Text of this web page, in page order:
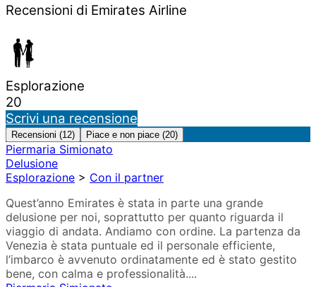
Recensioni di Emirates Airline
Esplorazione
20
Scrivi una recensione
Recensioni (12) Piace e non piace (20)
Piermaria Simionato
Delusione
Esplorazione > Con il partner
Quest’anno Emirates è stata in parte una grande
delusione per noi, soprattutto per quanto riguarda il
viaggio di andata. Andiamo con ordine. La partenza da
Venezia è stata puntuale ed il personale efficiente,
l’imbarco è avvenuto ordinatamente ed è stato gestito
bene, con calma e professionalità....